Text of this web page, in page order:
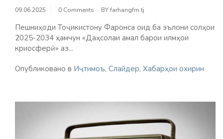
09.06.2025 0 Comments BYfarhangfm.tj
Пешниҳоди Тоҷикистону Фаронса оид ба эълони солҳои
2025-2034 ҳамчун «Даҳсолаи амал барои илмҳои
криосферӣ» аз...
Опубликовано в Иҷтимоъ, Слайдер, Хабарҳои охирин